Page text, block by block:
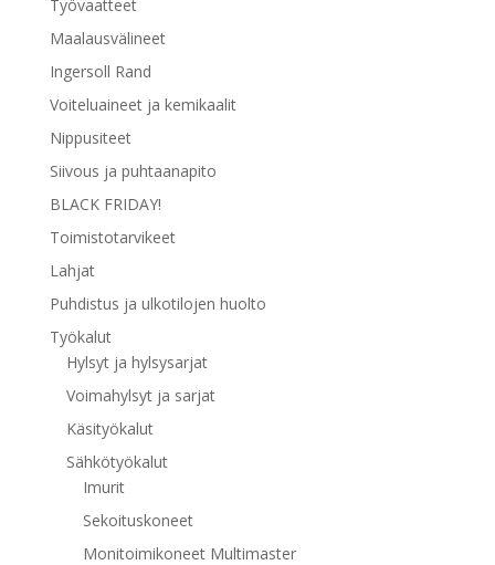
Työvaatteet
Maalausvälineet
Ingersoll Rand
Voiteluaineet ja kemikaalit
Nippusiteet
Siivous ja puhtaanapito
BLACK FRIDAY!
Toimistotarvikeet
Lahjat
Puhdistus ja ulkotilojen huolto
Työkalut
Hylsyt ja hylsysarjat
Voimahylsyt ja sarjat
Käsityökalut
Sähkötyökalut
Imurit
Sekoituskoneet
Monitoimikoneet Multimaster